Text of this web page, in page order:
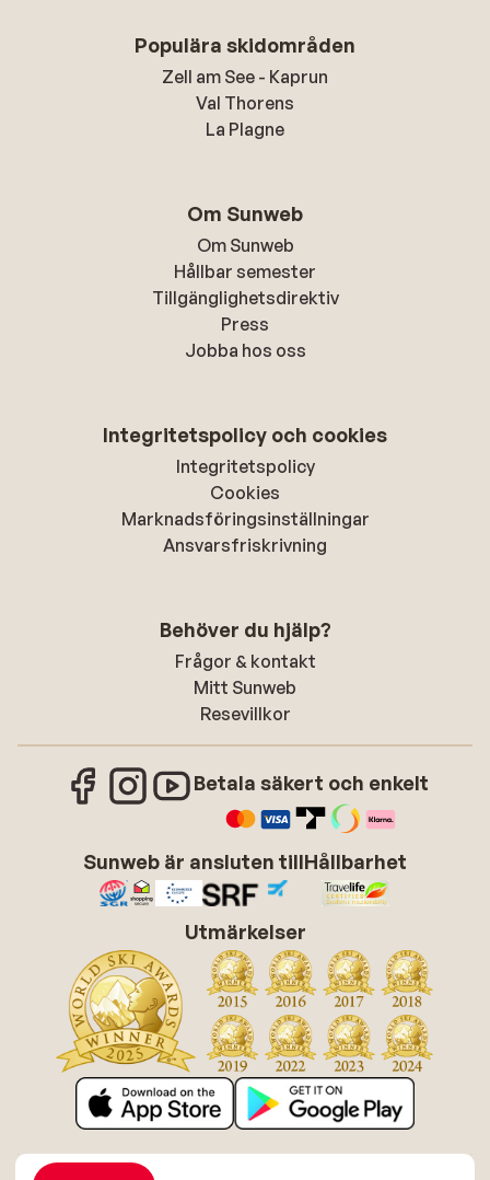
Populära skidområden
Zell am See - Kaprun
Val Thorens
La Plagne
Om Sunweb
Om Sunweb
Hållbar semester
Tillgänglighetsdirektiv
Press
Jobba hos oss
Integritetspolicy och cookies
Integritetspolicy
Cookies
Marknadsföringsinställningar
Ansvarsfriskrivning
Behöver du hjälp?
Frågor & kontakt
Mitt Sunweb
Resevillkor
Betala säkert och enkelt
Sunweb är ansluten tillHållbarhet
Utmärkelser